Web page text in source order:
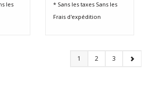
les
* Sans les taxes Sans les
Frais d'expédition
1 2 3